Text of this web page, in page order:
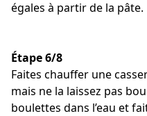
égales à partir de la pâte.
Étape 6/8
Faites chauffer une
mais ne la laissez pas
boulettes dans l’eau et